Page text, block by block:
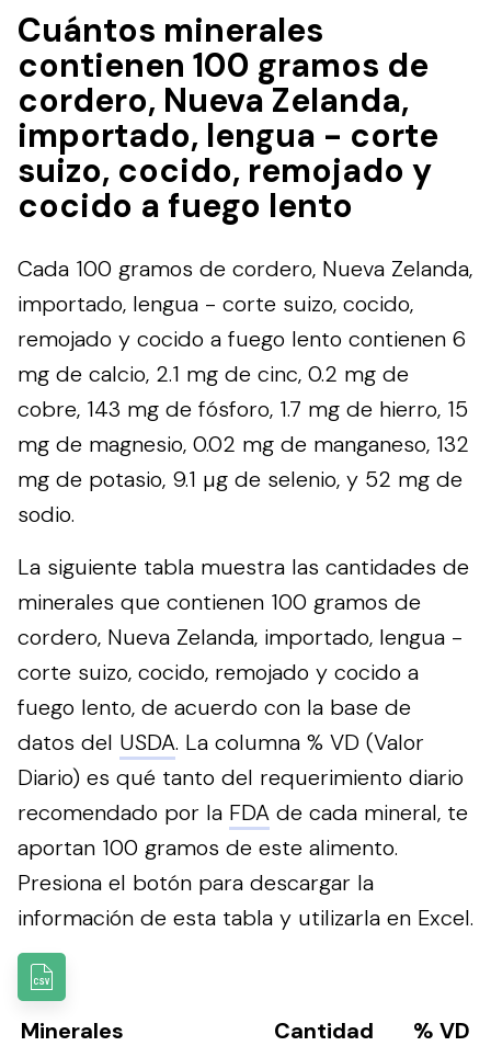
Cuántos minerales
contienen 100 gramos de
cordero, Nueva Zelanda,
importado, lengua - corte
suizo, cocido, remojado y
cocido a fuego lento
Cada 100 gramos de cordero, Nueva Zelanda,
importado, lengua - corte suizo, cocido,
remojado y cocido a fuego lento contienen 6
mg de calcio, 2.1 mg de cinc, 0.2 mg de
cobre, 143 mg de fósforo, 1.7 mg de hierro, 15
mg de magnesio, 0.02 mg de manganeso, 132
mg de potasio, 9.1 µg de selenio, y 52 mg de
sodio.
La siguiente tabla muestra las cantidades de
minerales que contienen 100 gramos de
cordero, Nueva Zelanda, importado, lengua -
corte suizo, cocido, remojado y cocido a
fuego lento, de acuerdo con la base de
datos del USDA. La columna % VD (Valor
Diario) es qué tanto del requerimiento diario
recomendado por la FDA de cada mineral, te
aportan 100 gramos de este alimento.
Presiona el botón para descargar la
información de esta tabla y utilizarla en Excel.
Minerales Cantidad
% VD